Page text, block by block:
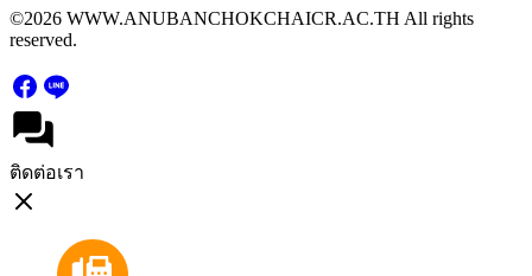
©2026 WWW.ANUBANCHOKCHAICR.AC.TH All rights
reserved.
ติดต่อเรา